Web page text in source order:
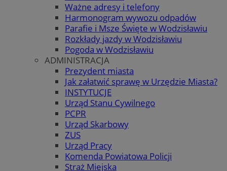
Ważne adresy i telefony
Harmonogram wywozu odpadów
Parafie i Msze Święte w Wodzisławiu
Rozkłady jazdy w Wodzisławiu
Pogoda w Wodzisławiu
ADMINISTRACJA
Prezydent miasta
Jak załatwić sprawę w Urzędzie Miasta?
INSTYTUCJE
Urząd Stanu Cywilnego
PCPR
Urząd Skarbowy
ZUS
Urząd Pracy
Komenda Powiatowa Policji
Straż Miejska